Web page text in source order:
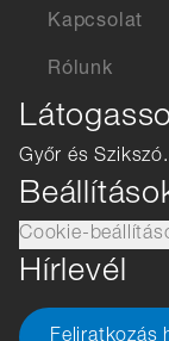
Kapcsolat
Rólunk
Győr és Szikszó.
Cookie-
Hírlevél